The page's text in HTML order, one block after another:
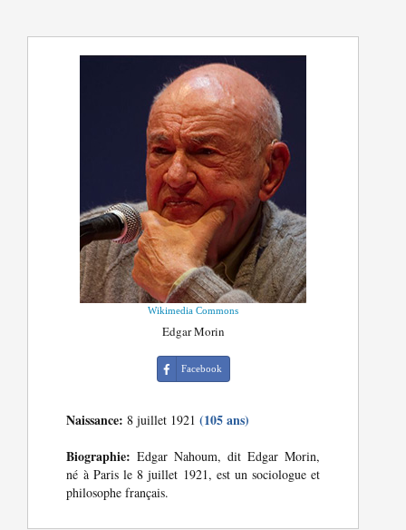
Wikimedia Commons
Edgar Morin
Facebook
Naissance: 8 juillet 1921(105 ans)
Biographie: Edgar Nahoum, dit Edgar Morin,
né à Paris le 8 juillet 1921, est un sociologue et
philosophe français.